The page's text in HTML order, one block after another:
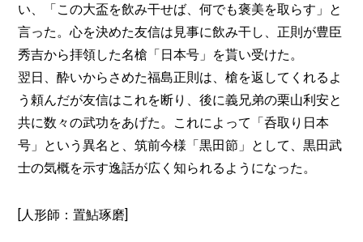
い、「この大盃を飲み干せば、何でも褒美を取らす」と
言った。心を決めた友信は見事に飲み干し、正則が豊臣
秀吉から拝領した名槍「日本号」を貰い受けた。
翌日、酔いからさめた福島正則は、槍を返してくれるよ
う頼んだが友信はこれを断り、後に義兄弟の栗山利安と
共に数々の武功をあげた。これによって「呑取り日本
号」という異名と、筑前今様「黒田節」として、黒田武
士の気概を示す逸話が広く知られるようになった。
[人形師：置鮎琢磨]